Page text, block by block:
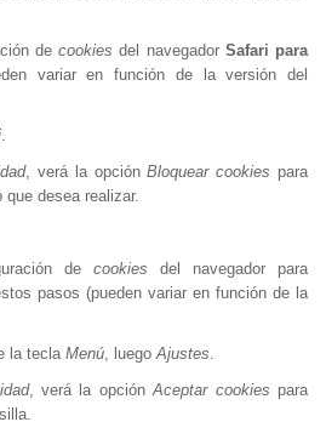
decookies del navegador Safari para
variar en función de la versión del
.
, verá la opciónBloquear cookies para
desea realizar.
de cookies del navegador para
pasos (pueden variar en función de la
la tecla Menú, luegoAjustes.
, verá la opciónAceptar cookies para